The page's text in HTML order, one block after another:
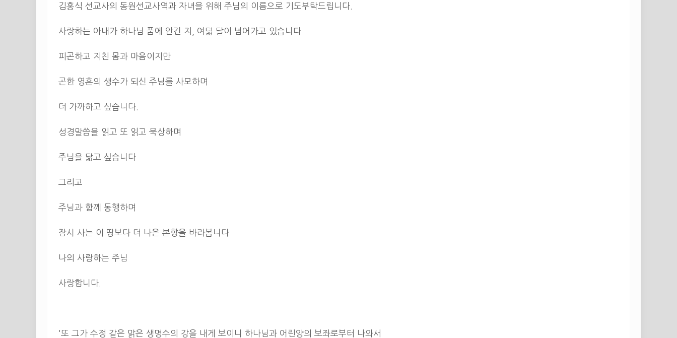
김홍식 선교사의 동원선교사역과 자녀을 위해 주님의 이름으로 기도부탁드립니다.
사랑하는 아내가 하나님 품에 안긴 지, 여덟 달이 넘어가고 있습니다
피곤하고 지친 몸과 마음이지만
곤한 영혼의 생수가 되신 주님를 사모하며
더 가까하고 싶습니다.
성경말씀을 읽고 또 읽고 묵상하며
주님을 닮고 싶습니다
그리고
주님과 함께 동행하며
잠시 사는 이 땅보다 더 나은 본향을 바라봅니다
나의 사랑하는 주님
사랑합니다.
'또 그가 수정 같은 맑은 생명수의 강을 내게 보이니 하나님과 어린양의 보좌로부터 나와서